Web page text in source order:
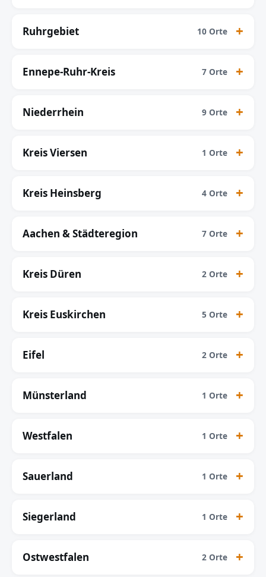
Ruhrgebiet 10 Orte
Ennepe-Ruhr-Kreis 7 Orte
Niederrhein 9 Orte
Kreis Viersen 1 Orte
Kreis Heinsberg 4 Orte
Aachen & Städteregion 7 Orte
Kreis Düren 2 Orte
Kreis Euskirchen 5 Orte
Eifel 2 Orte
Münsterland 1 Orte
Westfalen 1 Orte
Sauerland 1 Orte
Siegerland 1 Orte
Ostwestfalen 2 Orte